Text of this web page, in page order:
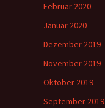
Februar 2020
Januar 2020
Dezember 2019
November 2019
Oktober 2019
September 2019